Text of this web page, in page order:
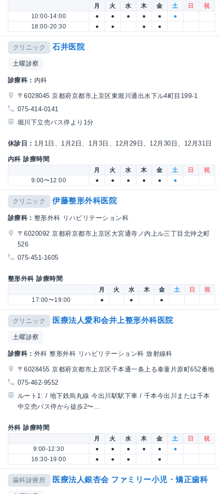
月 火 水 木 金 土 日
祝
10:00-14:00
● ● ● ● ●
●
18:00-20:30
● ● ● ●
クリニック 石井医院
土曜診察
診療科： 内科
〒6028045 京都府京都市上京区東堀川通出水下ル4町目199-1
075-414-0141
堀川下立売バス停より1分
休診日： 1月1日、1月2日、1月3日、12月29日、12月30日、12月31日
内科 診療時間
月 火 水 木 金 土 日
祝
9:00〜12:00
● ● ● ● ● ●
クリニック 伊藤整形外科医院
診療科： 整形外科 リハビリテーション科
〒6020092 京都府京都市上京区大宮通寺ノ内上ル三丁目北仲之町
526
075-451-1605
整形外科 診療時間
月 火 水 木 金 土 日
祝
17:00〜19:00
● ● ●
クリニック 医療法人愛和会井上整形外科医院
土曜診察
診療科： 外科 整形外科 リハビリテーション科 放射線科
〒6028455 京都府京都市上京区千本通一条上る泰童片原町652番地
075-462-9552
ルート1: / 地下鉄烏丸線 今出川駅駅下車 / 千本今出川または千本
中立売バス停から徒歩2〜...
外科 診療時間
月 火 水 木 金 土 日
祝
9:00-12:30
● ● ● ● ●
●
16:30-19:00
● ● ● ●
歯科診療所 医療法人銀杏会 ファミリー小児・矯正歯科